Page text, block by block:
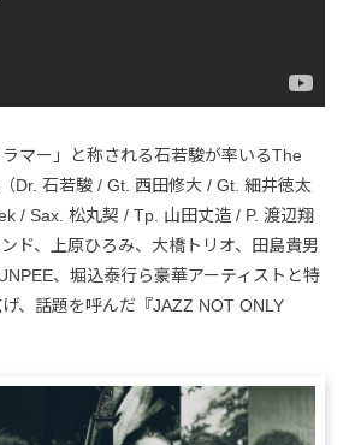
ラマー」と称される石若駿が率いるThe
Dr. 石若駿 / Gt. 西田修大 / Gt. 細井徳太
/ Sax. 松丸契 / Tp. 山田丈造 / P. 渡辺翔
ド、上原ひろみ、大橋トリオ、田島貴男
、堀込泰行ら豪華アーティストと特
、話題を呼んだ『JAZZ NOT ONLY